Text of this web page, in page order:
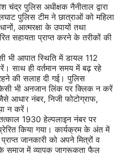
चंद्र पुलिस अधीक्षक नैनीताल द्वारा
पुलिस टीम ने छात्राओं को महिला
आत्मरक्षा के उपायों तथा
सहायता प्राप्त करने के तरीकों की
भी आपात स्थिति में डायल 112
साथ ही वर्तमान समय में बढ़ रहे
की सलाह दी गई। पुलिस
भी अनजान लिंक पर क्लिक न करें
आधार नंबर, निजी फोटोग्राफ,
न करें।
1930 हेल्पलाइन नंबर पर
किया गया। कार्यक्रम के अंत में
जानकारी को अपने मित्रों व
समाज में व्यापक जागरूकता फैल